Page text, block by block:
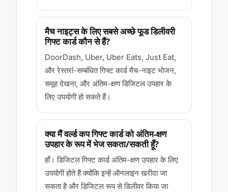
मैच नाइट्स के लिए सबसे अच्छे फूड डिलीवरी
गिफ्ट कार्ड कौन से हैं?
DoorDash, Uber, Uber Eats, Just Eat,
और रेस्तरां-सम्बंधित गिफ्ट कार्ड मैच-नाइट भोजन,
समूह देखना, और अंतिम-क्षण डिजिटल उपहार के
लिए उपयोगी हो सकते हैं।
क्या मैं वर्ल्ड कप गिफ्ट कार्ड को अंतिम-क्षण
उपहार के रूप में भेज सकता/सकती हूँ?
हाँ। डिजिटल गिफ्ट कार्ड अंतिम-क्षण उपहार के लिए
उपयोगी होते हैं क्योंकि इन्हें ऑनलाइन खरीदा जा
सकता है और डिजिटल रूप से डिलीवर किया जा